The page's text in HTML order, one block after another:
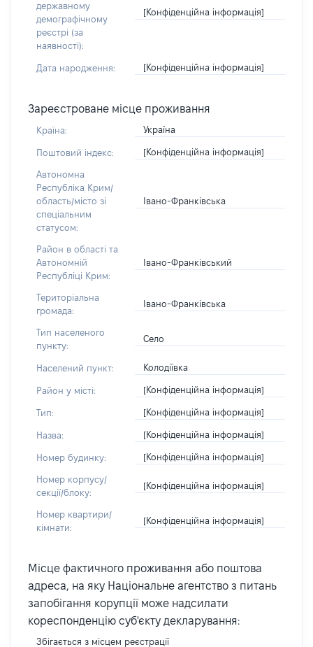
державному
демографічному
реєстрі (за
наявності):
[Конфіденційна інформація]
Дата народження: [Конфіденційна інформація]
Зареєстроване місце проживання
Країна: Україна
Поштовий індекс: [Конфіденційна інформація]
Автономна
Республіка Крим/
область/місто зі
спеціальним
статусом:
Івано-Франківська
Район в області та
Автономній
Республіці Крим:
Івано-Франківський
Територіальна
громада:
Івано-Франківська
Тип населеного
пункту:
Село
Населений пункт: Колодіївка
Район у місті: [Конфіденційна інформація]
Тип: [Конфіденційна інформація]
Назва: [Конфіденційна інформація]
Номер будинку: [Конфіденційна інформація]
Номер корпусу/
секції/блоку:
[Конфіденційна інформація]
Номер квартири/
кімнати:
[Конфіденційна інформація]
Місце фактичного проживання або поштова
адреса, на яку Національне агентство з питань
запобігання корупції може надсилати
кореспонденцію суб'єкту декларування:
Збігається з місцем реєстрації